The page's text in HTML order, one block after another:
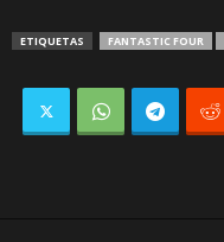
ETIQUETAS FANTASTIC FOUR